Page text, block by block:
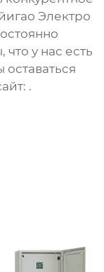
Электро
у нас есть
оставаться
.